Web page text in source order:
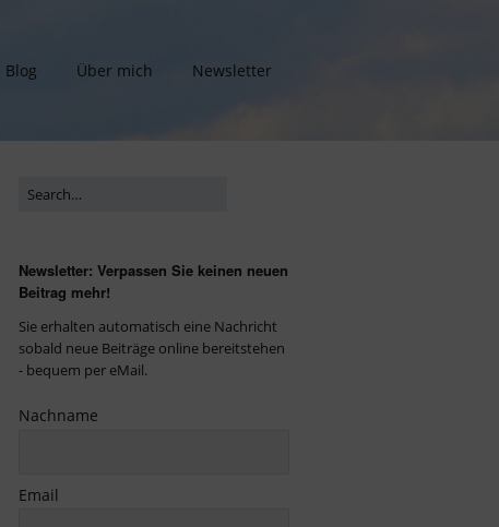
Blog Über mich Newsletter
Newsletter: Verpassen Sie keinen neuen
Beitrag mehr!
Sie erhalten automatisch eine Nachricht
sobald neue Beiträge online bereitstehen
- bequem per eMail.
Nachname
Email